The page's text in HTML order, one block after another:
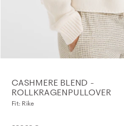
CASHMERE BLEND -
ROLLKRAGENPULLOVER
Fit: Rike